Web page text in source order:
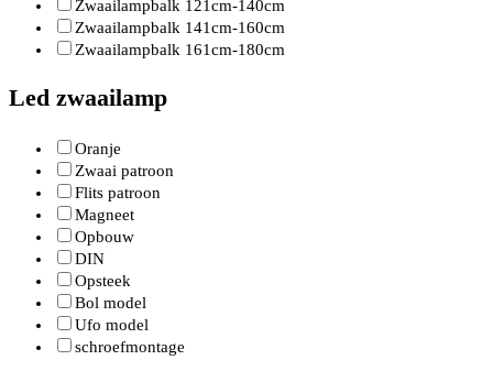
Zwaailampbalk 121cm-140cm
Zwaailampbalk 141cm-160cm
Zwaailampbalk 161cm-180cm
Led zwaailamp
Oranje
Zwaai patroon
Flits patroon
Magneet
Opbouw
DIN
Opsteek
Bol model
Ufo model
schroefmontage